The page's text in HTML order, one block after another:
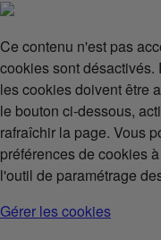
Ce contenu n'est pas
cookies sont désactivés.
les cookies doivent être
le bouton ci-dessous,
rafraîchir la page. Vous
préférences de cookies
l'outil de paramétrage
Gérer les cookies